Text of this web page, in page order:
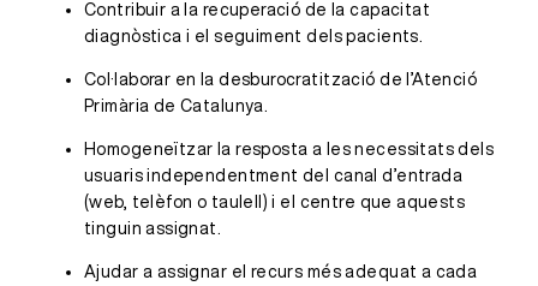
Contribuir a la recuperació de la capacitat
diagnòstica i el seguiment dels pacients.
Col·laborar en la desburocratització de l’Atenció
Primària de Catalunya.
Homogeneïtzar la resposta a les necessitats dels
usuaris independentment del canal d’entrada
(web, telèfon o taulell) i el centre que aquests
tinguin assignat.
Ajudar a assignar el recurs més adequat a cada